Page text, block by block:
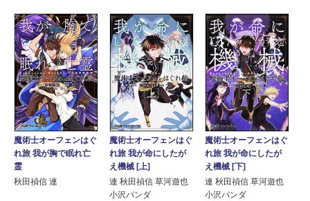
魔術士オーフェンはぐ
れ旅 我が胸で眠れ亡
霊
秋田禎信 連
魔術士オーフェンはぐ
れ旅 我が命にしたが
え機械 [上]
連 秋田禎信 草河遊也
小沢パンダ
魔術士オーフェンはぐ
れ旅 我が命にしたが
え機械 [下]
連 秋田禎信 草河遊也
小沢パンダ